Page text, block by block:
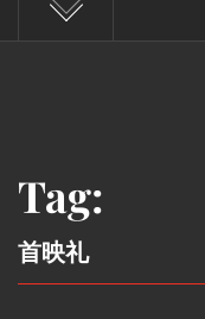
Tag:
首映礼